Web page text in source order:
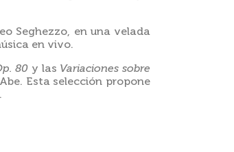
Seghezzo, en una velada
en vivo.
80 y las Variaciones sobre
Esta selección propone